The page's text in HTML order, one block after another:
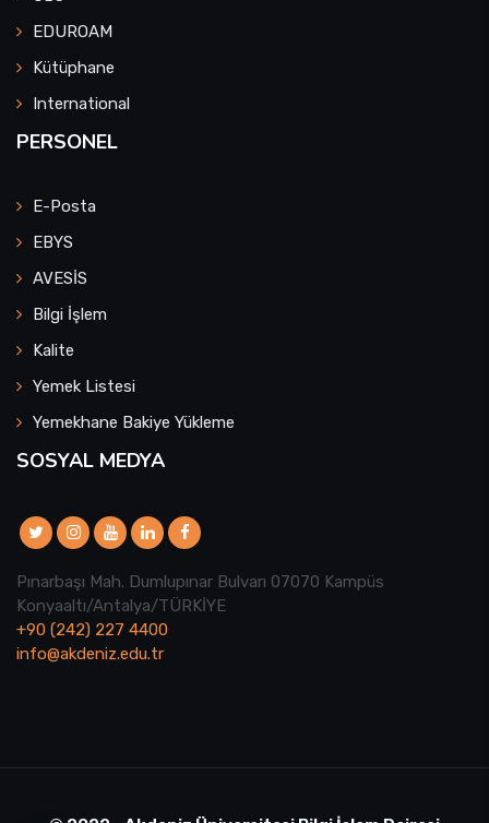
EDUROAM
Kütüphane
International
PERSONEL
E-Posta
EBYS
AVESİS
Bilgi İşlem
Kalite
Yemek Listesi
Yemekhane Bakiye Yükleme
SOSYAL MEDYA
Pınarbaşı Mah. Dumlupınar Bulvarı 07070 Kampüs
Konyaaltı/Antalya/TÜRKİYE
+90 (242) 227 4400
info@akdeniz.edu.tr